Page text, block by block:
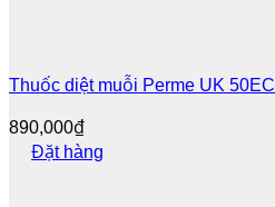
Thuốc diệt muỗi Perme UK 50EC
890,000₫
Đặt hàng